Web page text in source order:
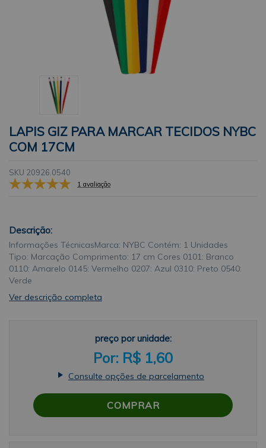
LAPIS GIZ PARA MARCAR TECIDOS NYBC
COM 17CM
SKU 20926.0540
1 avaliação
Descrição:
Informações TécnicasMarca: NYBC Contém: 1 Unidades
Tipo: Marcação Comprimento: 17 cm Cores 0101: Branco
0110: Amarelo 0145: Vermelho 0207: Azul 0310: Preto 0540:
Verde
Ver descrição completa
preço por unidade:
R$ 1,60
Consulte opções de parcelamento
COMPRAR